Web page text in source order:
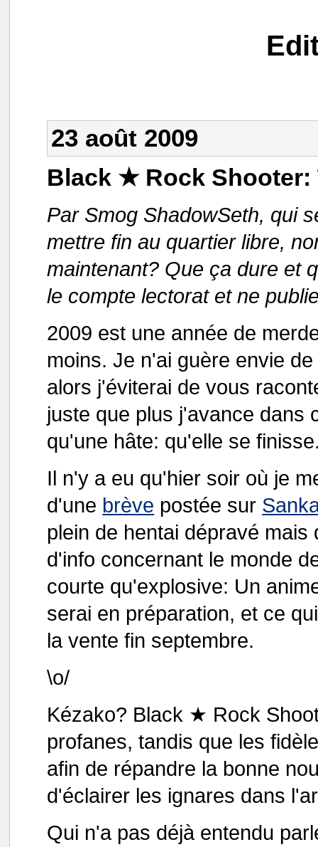
23 août 2009
Black ★ Rock Shooter:
Par Smog ShadowSeth, qui
mettre fin au quartier libre,
maintenant? Que ça dure et
le compte lectorat et ne
2009 est une année de
moins. Je n'ai guère envie
alors j'éviterai de vous
juste que plus j'avance dans
qu'une hâte: qu'elle se
Il n'y a eu qu'hier soir où je
d'une brève postée sur
plein de hentai dépravé
d'info concernant le monde
courte qu'explosive: Un
serai en préparation, et ce
la vente fin septembre.
\o/
Kézako? Black ★ Rock
profanes, tandis que les
afin de répandre la bonne
d'éclairer les ignares dans
Qui n'a pas déjà entendu